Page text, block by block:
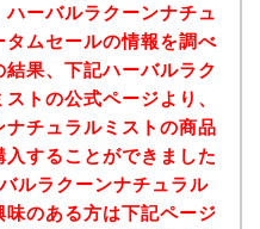
ーバルラクーンナチュ
タムセールの情報を調べ
果、下記ハーバルラク
トの公式ページより、
チュラルミストの商品
することができました
ルラクーンナチュラル
味のある方は下記ページ